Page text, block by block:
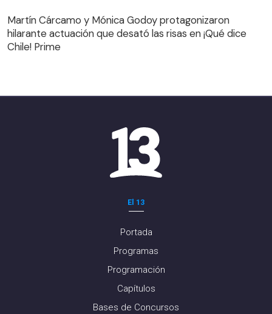
hilarante actuación que desató las risas en ¡Qué dice
Chile! Prime
Martín Cárcamo y Mónica Godoy protagonizaron
hilarante actuación que desató las risas en ¡Qué dice
Chile! Prime
El 13
Portada
Programas
Programación
Capítulos
Bases de Concursos